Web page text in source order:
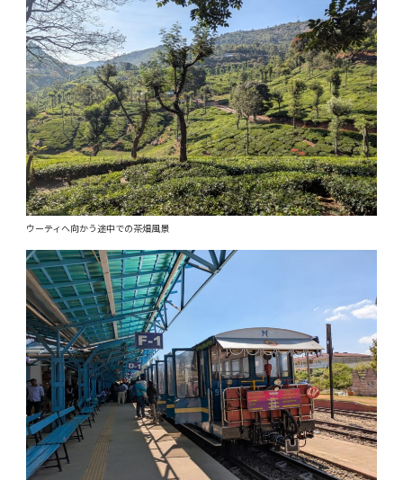
ウーティへ向かう途中での茶畑風景